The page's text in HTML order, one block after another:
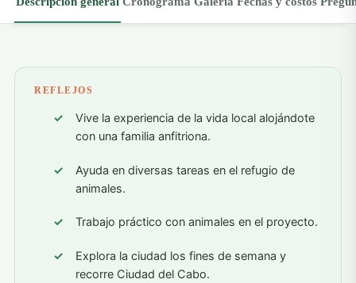
REFLEJOS
Vive la experiencia de la vida local alojándote
con una familia anfitriona.
Ayuda en diversas tareas en el refugio de
animales.
Trabajo práctico con animales en el proyecto.
Explora la ciudad los fines de semana y
recorre Ciudad del Cabo.